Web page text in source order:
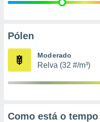
e
Pólen
Moderado
Relva (32 #/m³)
Como está o